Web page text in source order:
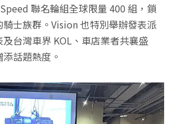
聯名輪組全球限量 400 組，鎖
士族群。Vision 也特別舉辦發表派
台灣車界 KOL、車店業者共襄盛
話題熱度。